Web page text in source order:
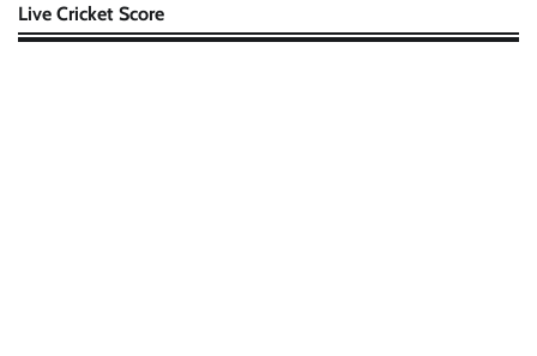
Live Cricket Score